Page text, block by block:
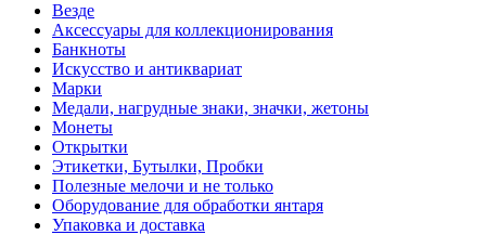
Везде
Аксессуары для коллекционирования
Банкноты
Искусство и антиквариат
Марки
Медали, нагрудные знаки, значки, жетоны
Монеты
Открытки
Этикетки, Бутылки, Пробки
Полезные мелочи и не только
Оборудование для обработки янтаря
Упаковка и доставка